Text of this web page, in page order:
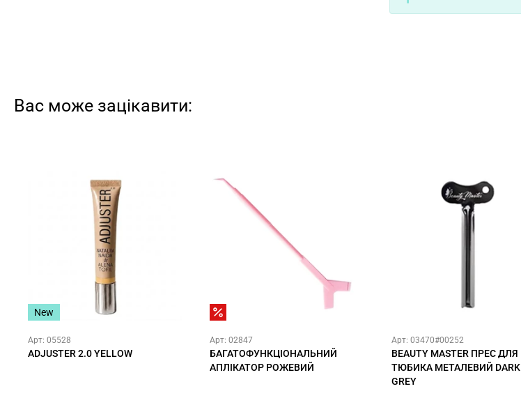
Вас може зацікавити:
New
Арт: 05528
ADJUSTER 2.0 YELLOW
Арт: 02847
БАГАТОФУНКЦІОНАЛЬНИЙ
АПЛІКАТОР РОЖЕВИЙ
Арт: 03470#00252
BEAUTY MASTER ПРЕС ДЛЯ
ТЮБИКА МЕТАЛЕВИЙ DARK
GREY